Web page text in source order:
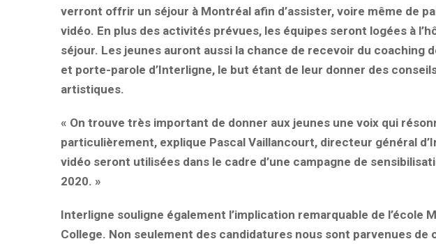
verront offrir un séjour à Montréal afin d’assister, voire même de
vidéo. En plus des activités prévues, les équipes seront logées à
séjour. Les jeunes auront aussi la chance de recevoir du coaching
et porte-parole d’Interligne, le but étant de leur donner des
artistiques.
« On trouve très important de donner aux jeunes une voix qui
particulièrement, explique Pascal Vaillancourt, directeur général
vidéo seront utilisées dans le cadre d’une campagne de
2020. »
Interligne souligne également l’implication remarquable de l’école
College. Non seulement des candidatures nous sont parvenues